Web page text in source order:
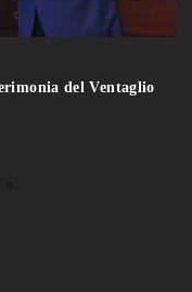
del Ventaglio